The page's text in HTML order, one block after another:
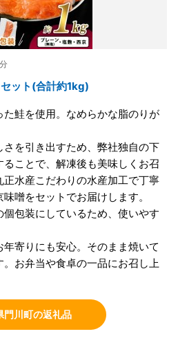
ット(合計約1kg)
鮭を使用。なめらかな脂のりが
を引き出すため、弊社独自の下
ことで、解凍後も美味しくお召
正水産こだわりの水産加工で丁寧
噌をセットでお届けします。
包装にしているため、使いやす
寄りにも安心。そのまま焼いて
お弁当や食卓の一品にお召し上
門川町の返礼品